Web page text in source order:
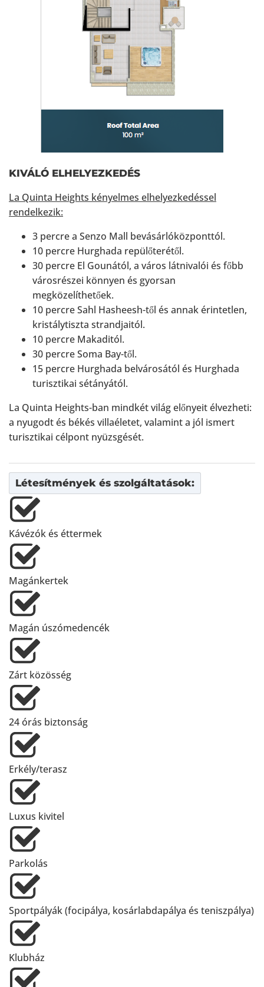
KIVÁLÓ ELHELYEZKEDÉS
La Quinta Heights kényelmes elhelyezkedéssel
rendelkezik:
3 percre a Senzo Mall bevásárlóközponttól.
10 percre Hurghada repülőterétől.
30 percre El Gounától, a város látnivalói és főbb
városrészei könnyen és gyorsan
megközelíthetőek.
10 percre Sahl Hasheesh-től és annak érintetlen,
kristálytiszta strandjaitól.
10 percre Makaditól.
30 percre Soma Bay-től.
15 percre Hurghada belvárosától és Hurghada
turisztikai sétányától.
La Quinta Heights-ban mindkét világ előnyeit élvezheti:
a nyugodt és békés villaéletet, valamint a jól ismert
turisztikai célpont nyüzsgését.
Létesítmények és szolgáltatások:
Kávézók és éttermek
Magánkertek
Magán úszómedencék
Zárt közösség
24 órás biztonság
Erkély/terasz
Luxus kivitel
Parkolás
Sportpályák (focipálya, kosárlabdapálya és teniszpálya)
Klubház